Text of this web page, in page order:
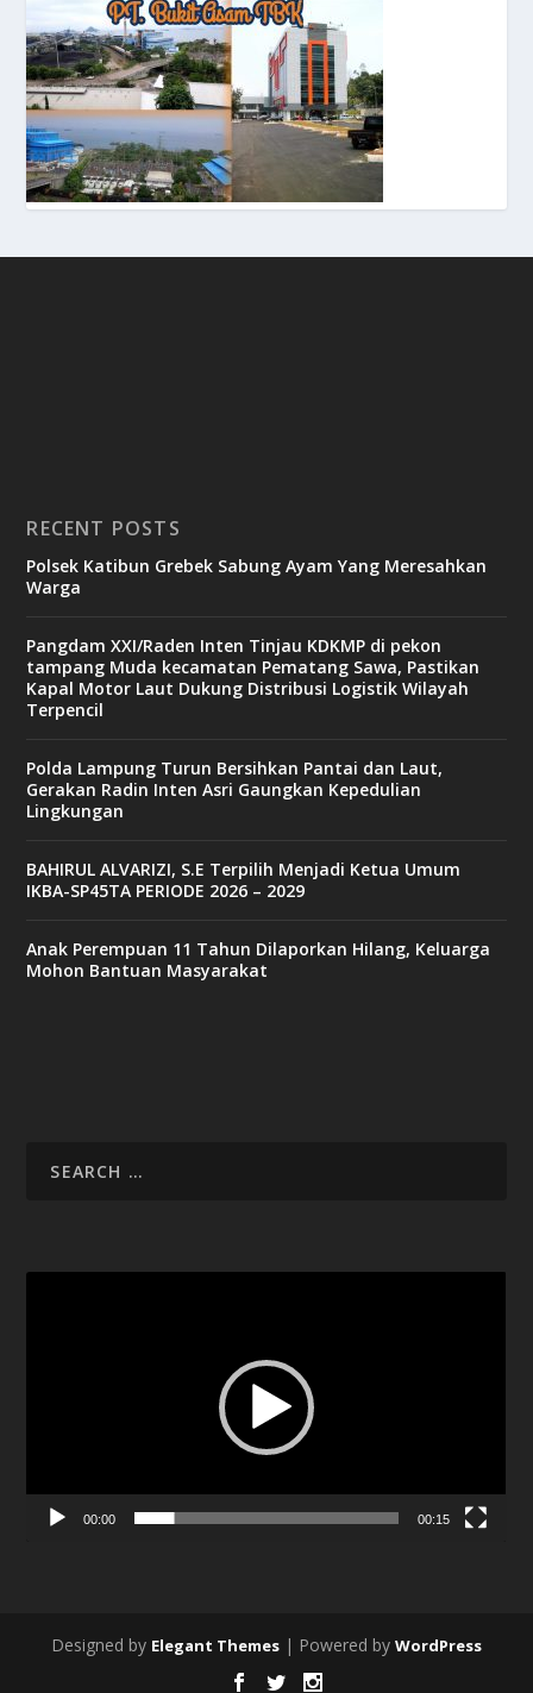
RECENT POSTS
Polsek Katibun Grebek Sabung Ayam Yang Meresahkan
Warga
Pangdam XXI/Raden Inten Tinjau KDKMP di pekon
tampang Muda kecamatan Pematang Sawa, Pastikan
Kapal Motor Laut Dukung Distribusi Logistik Wilayah
Terpencil
Polda Lampung Turun Bersihkan Pantai dan Laut,
Gerakan Radin Inten Asri Gaungkan Kepedulian
Lingkungan
BAHIRUL ALVARIZI, S.E Terpilih Menjadi Ketua Umum
IKBA-SP45TA PERIODE 2026 – 2029
Anak Perempuan 11 Tahun Dilaporkan Hilang, Keluarga
Mohon Bantuan Masyarakat
00:00 00:15
Designed by Elegant Themes | Powered by WordPress